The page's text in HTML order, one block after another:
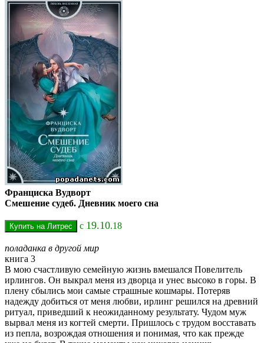
Франциска Вудворт
Смешение судеб. Дневник моего сна
с 19.10.18
поладанка в другой мир
книга 3
В мою счастливую семейную жизнь вмешался Повелитель
ирлингов. Он выкрал меня из дворца и унес высоко в горы. В
плену сбылись мои самые страшные кошмары. Потеряв
надежду добиться от меня любви, ирлинг решился на древний
ритуал, приведший к неожиданному результату. Чудом муж
вырвал меня из когтей смерти. Пришлось с трудом восставать
из пепла, возрождая отношения и понимая, что как прежде